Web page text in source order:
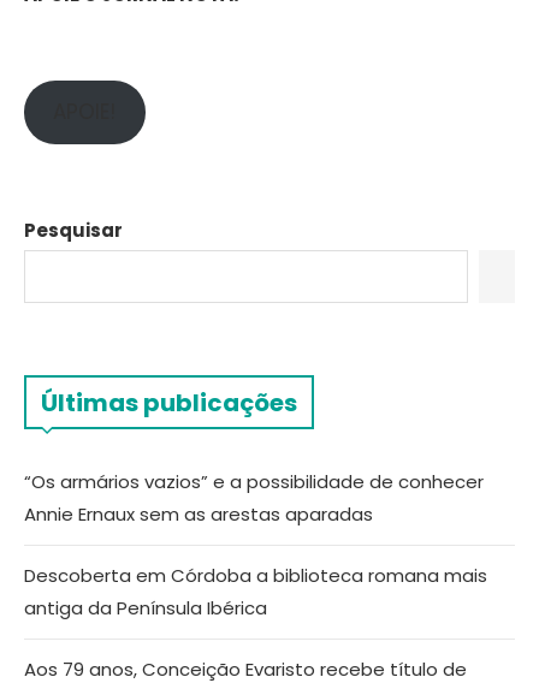
Pesquisar
Últimas publicações
“Os armários vazios” e a possibilidade de conhecer
Annie Ernaux sem as arestas aparadas
Descoberta em Córdoba a biblioteca romana mais
antiga da Península Ibérica
Aos 79 anos, Conceição Evaristo recebe título de